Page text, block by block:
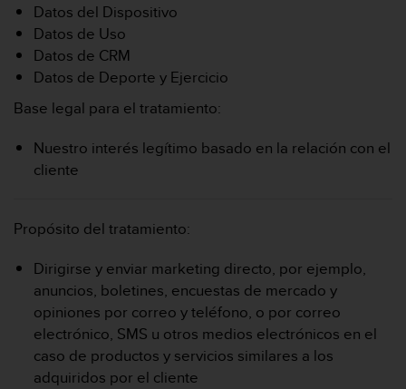
Datos del Dispositivo
Datos de Uso
Datos de CRM
Datos de Deporte y Ejercicio
Base legal para el tratamiento:
Nuestro interés legítimo basado en la relación con el
cliente
Propósito del tratamiento:
Dirigirse y enviar marketing directo, por ejemplo,
anuncios, boletines, encuestas de mercado y
opiniones por correo y teléfono, o por correo
electrónico, SMS u otros medios electrónicos en el
caso de productos y servicios similares a los
adquiridos por el cliente